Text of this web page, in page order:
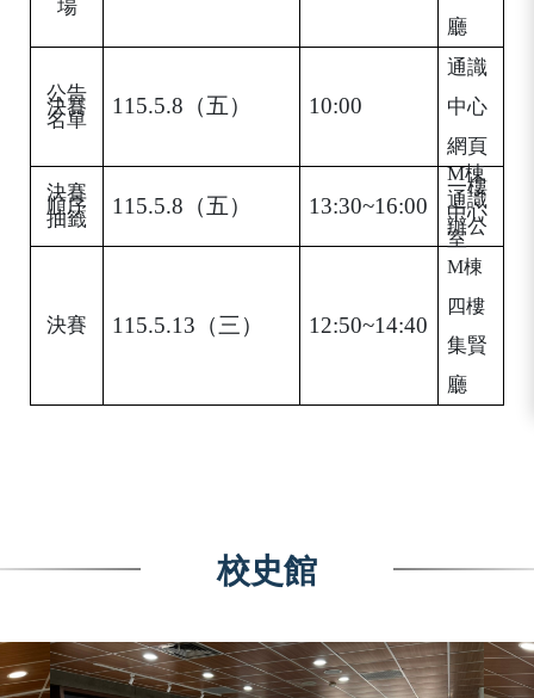
場
廳
公告
決賽
名單
115.5.8 （五） 10:00
通識
中心
網頁
決賽
順序
抽籤
115.5.8 （五） 13:30~16:00
M棟
一樓
通識
中心
辦公
室
決賽 115.5.13 （三） 12:50~14:40
M棟
四樓
集賢
廳
校史館